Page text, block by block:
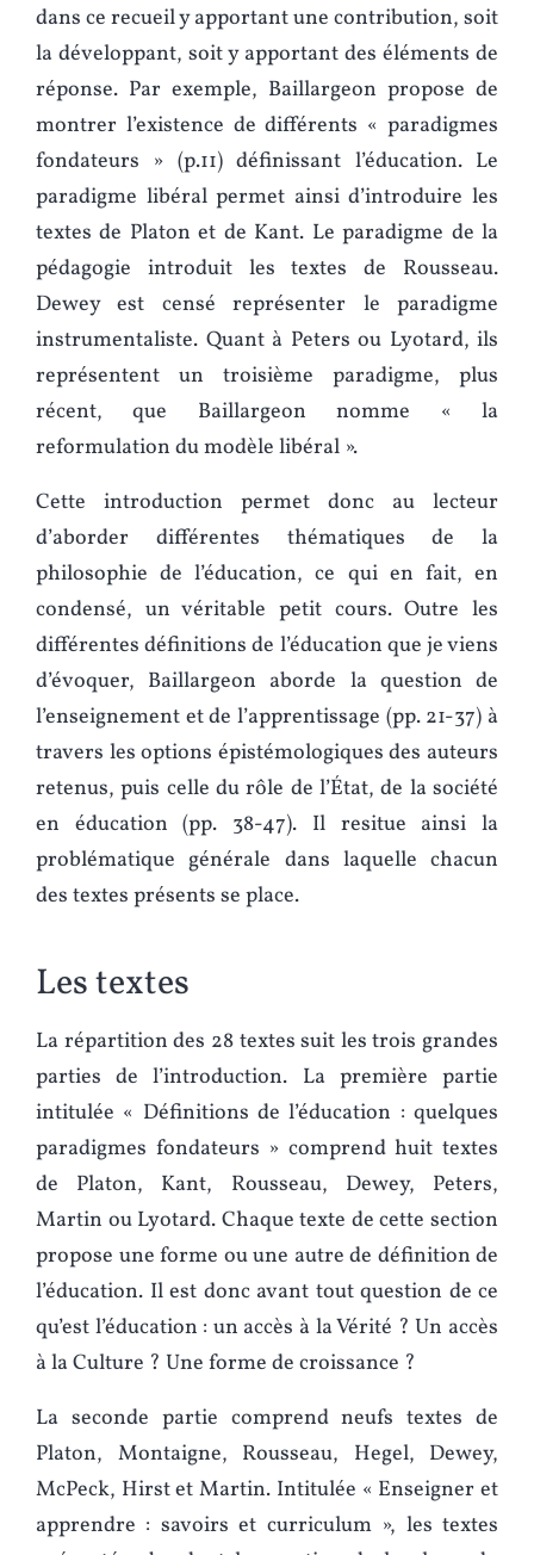
dans ce recueil y apportant une contribution, soit
la développant, soit y apportant des éléments de
réponse. Par exemple, Baillargeon propose de
montrer l’existence de différents « paradigmes
fondateurs » (p.11) définissant l’éducation. Le
paradigme libéral permet ainsi d’introduire les
textes de Platon et de Kant. Le paradigme de la
pédagogie introduit les textes de Rousseau.
Dewey est censé représenter le paradigme
instrumentaliste. Quant à Peters ou Lyotard, ils
représentent un troisième paradigme, plus
récent, que Baillargeon nomme « la
reformulation du modèle libéral ».
Cette introduction permet donc au lecteur
d’aborder différentes thématiques de la
philosophie de l’éducation, ce qui en fait, en
condensé, un véritable petit cours. Outre les
différentes définitions de l’éducation que je viens
d’évoquer, Baillargeon aborde la question de
l’enseignement et de l’apprentissage (pp. 21-37) à
travers les options épistémologiques des auteurs
retenus, puis celle du rôle de l’État, de la société
en éducation (pp. 38-47). Il resitue ainsi la
problématique générale dans laquelle chacun
des textes présents se place.
Les textes
La répartition des 28 textes suit les trois grandes
parties de l’introduction. La première partie
intitulée « Définitions de l’éducation : quelques
paradigmes fondateurs » comprend huit textes
de Platon, Kant, Rousseau, Dewey, Peters,
Martin ou Lyotard. Chaque texte de cette section
propose une forme ou une autre de définition de
l’éducation. Il est donc avant tout question de ce
qu’est l’éducation : un accès à la Vérité ? Un accès
à la Culture ? Une forme de croissance ?
La seconde partie comprend neufs textes de
Platon, Montaigne, Rousseau, Hegel, Dewey,
McPeck, Hirst et Martin. Intitulée « Enseigner et
apprendre : savoirs et curriculum », les textes